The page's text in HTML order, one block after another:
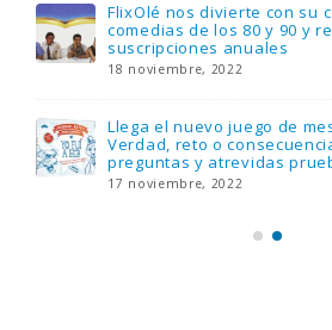
FlixOlé nos divierte con su
comedias de los 80 y 90 y
suscripciones anuales
18 noviembre, 2022
Llega el nuevo juego de
Verdad, reto o
preguntas y atrevidas
17 noviembre, 2022